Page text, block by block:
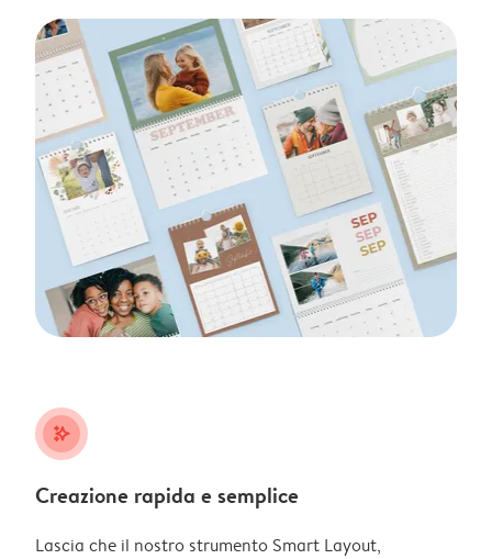
stars_plus
Creazione rapida e semplice
Lascia che il nostro strumento Smart Layout,